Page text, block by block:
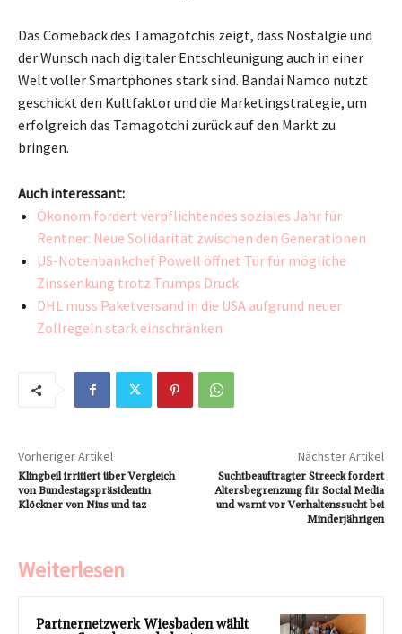
Das Comeback des Tamagotchis zeigt, dass Nostalgie und
der Wunsch nach digitaler Entschleunigung auch in einer
Welt voller Smartphones stark sind. Bandai Namco nutzt
geschickt den Kultfaktor und die Marketingstrategie, um
erfolgreich das Tamagotchi zurück auf den Markt zu
bringen.
Auch interessant:
Ökonom fordert verpflichtendes soziales Jahr für
Rentner: Neue Solidarität zwischen den Generationen
US-Notenbankchef Powell öffnet Tür für mögliche
Zinssenkung trotz Trumps Druck
DHL muss Paketversand in die USA aufgrund neuer
Zollregeln stark einschränken
Vorheriger Artikel
Klingbeil irritiert über Vergleich
von Bundestagspräsidentin
Klöckner von Nius und taz
Nächster Artikel
Suchtbeauftragter Streeck fordert
Altersbegrenzung für Social Media
und warnt vor Verhaltenssucht bei
Minderjährigen
Weiterlesen
Partnernetzwerk Wiesbaden wählt